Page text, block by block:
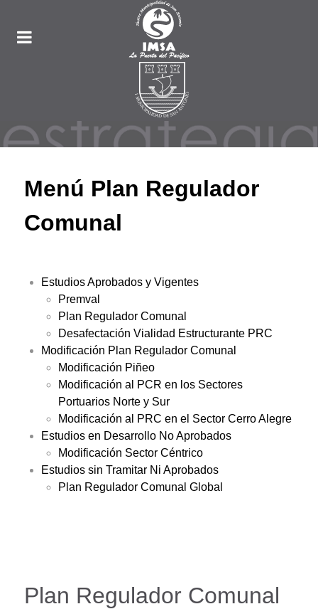
Menú Plan Regulador
Comunal
Estudios Aprobados y Vigentes
Premval
Plan Regulador Comunal
Desafectación Vialidad Estructurante PRC
Modificación Plan Regulador Comunal
Modificación Piñeo
Modificación al PCR en los Sectores
Portuarios Norte y Sur
Modificación al PRC en el Sector Cerro Alegre
Estudios en Desarrollo No Aprobados
Modificación Sector Céntrico
Estudios sin Tramitar Ni Aprobados
Plan Regulador Comunal Global
Plan Regulador Comunal